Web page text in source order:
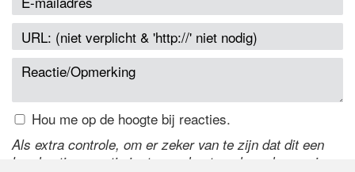
Hou me op de hoogte bij reacties.
Als extra controle, om er zeker van te zijn dat dit een
handmatige reactie is, typ onderstaande code over in